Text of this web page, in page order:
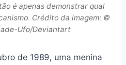
é apenas demonstrar qual
Crédito da imagem: ©
Ufo/Deviantart
de 1989, uma menina